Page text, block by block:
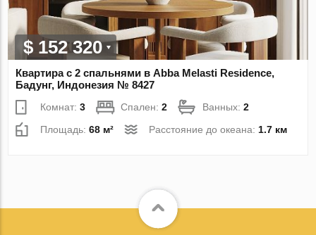
$ 152 320
Квартира с 2 спальнями в Abba Melasti Residence,
Бадунг, Индонезия № 8427
Комнат:3 Спален:2 Ванных:2
Площадь:68 м² Расстояние до океана:1.7 км